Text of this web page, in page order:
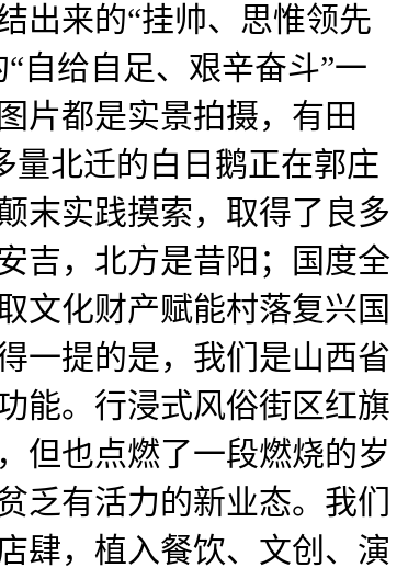
出来的“挂帅、思惟领先
自给自足、艰辛奋斗”一
片都是实景拍摄，有田
量北迁的白日鹅正在郭庄
末实践摸索，取得了良多
吉，北方是昔阳；国度全
文化财产赋能村落复兴国
一提的是，我们是山西省
能。行浸式风俗街区红旗
但也点燃了一段燃烧的岁
乏有活力的新业态。我们
肆，植入餐饮、文创、演